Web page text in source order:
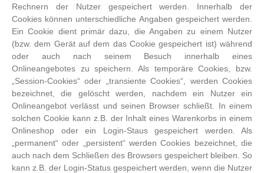
Rechnern der Nutzer gespeichert werden. Innerhalb der
Cookies können unterschiedliche Angaben gespeichert werden.
Ein Cookie dient primär dazu, die Angaben zu einem Nutzer
(bzw. dem Gerät auf dem das Cookie gespeichert ist) während
oder auch nach seinem Besuch innerhalb eines
Onlineangebotes zu speichern. Als temporäre Cookies, bzw.
„Session-Cookies“ oder „transiente Cookies“, werden Cookies
bezeichnet, die gelöscht werden, nachdem ein Nutzer ein
Onlineangebot verlässt und seinen Browser schließt. In einem
solchen Cookie kann z.B. der Inhalt eines Warenkorbs in einem
Onlineshop oder ein Login-Staus gespeichert werden. Als
„permanent“ oder „persistent“ werden Cookies bezeichnet, die
auch nach dem Schließen des Browsers gespeichert bleiben. So
kann z.B. der Login-Status gespeichert werden, wenn die Nutzer